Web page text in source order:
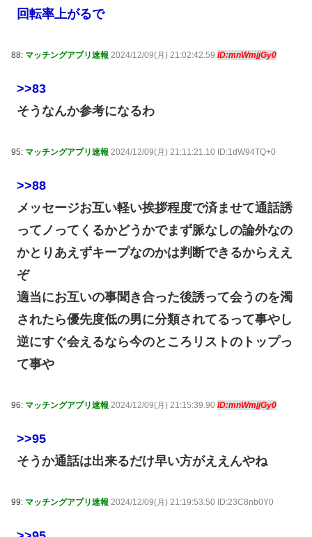
回転率上がるで
88: マッチングアプリ速報 2024/12/09(月) 21:02:42.59 ID:mnWmjjGy0
>>83
そうなんか参考になるわ
95: マッチングアプリ速報 2024/12/09(月) 21:11:21.10 ID:1dW94TQ+0
>>88
メッセージお互い軽い挨拶程度で済ませて通話誘
ってノってくるかどうかでまず脈なしの論外なの
かとりあえずキープなのかは判断できるからええ
ぞ
適当にお互いの事聞き合った後誘って会うのを濁
されたら優先度低の男に分類されてるって事やし
逆にすぐ会えるなら今のところリストのトップっ
て事や
96: マッチングアプリ速報 2024/12/09(月) 21:15:39.90 ID:mnWmjjGy0
>>95
そうか通話は出来るだけ早い方がええんやね
99: マッチングアプリ速報 2024/12/09(月) 21:19:53.50 ID:23C8nb0Y0